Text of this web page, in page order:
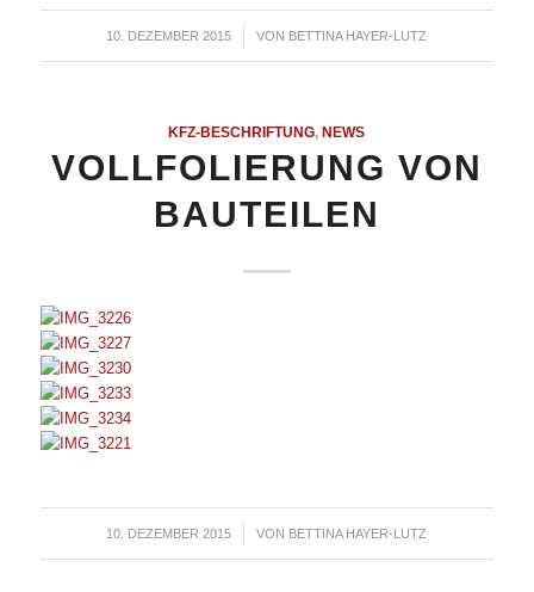
10. DEZEMBER 2015
/ VON BETTINA HAYER-LUTZ
KFZ-BESCHRIFTUNG,NEWS
VOLLFOLIERUNG VON
BAUTEILEN
10. DEZEMBER 2015
/ VON BETTINA HAYER-LUTZ